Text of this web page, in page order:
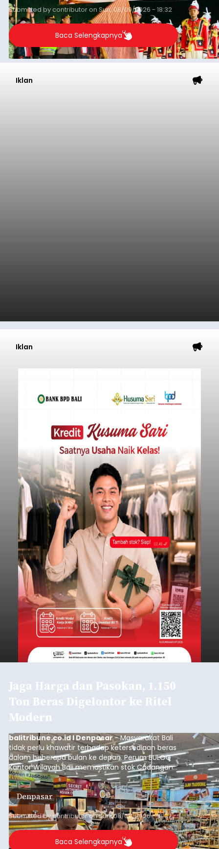
Submitted bycontributoron Sun, 08/09/2026 - 18:32
Baca Selengkapnya
Iklan
Iklan
Jaga Harga dan Pasokan, 1.150
Ton Beras Digelontor ke Ritel
Modern
balitribune.co.id I Denpasar- Masyarakat Bali
tidak perlu khawatir terhadap ketersediaan beras
dalam beberapa bulan ke depan. Perum BULOG
Kantor Wilayah Bali memastikan stok Cadangan
Beras Pemerintah (CBP) masih dalam kondisi
aman, bahkan diproyeksikan mampu memenuhi
kebutuhan masyarakat hingga sekitar 10 bulan.
Denpasar
Submitted bycontributoronSun, 08/09/2026 - 18:27
Baca Selengkapnya